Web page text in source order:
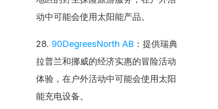
动中可能会使用太阳能产品。
28. 90DegreesNorth AB ：提供瑞典
拉普兰和挪威的经济实惠的冒险活动
体验，在户外活动中可能会使用太阳
能充电设备。